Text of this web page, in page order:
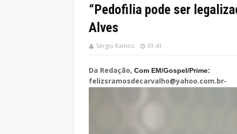
“Pedofilia pode ser
Alves
Sérgio Ramos 01:41
Da Redação, Com EM/Gospel/Prime:
felizsramosdecarvalho@yahoo.com.br-